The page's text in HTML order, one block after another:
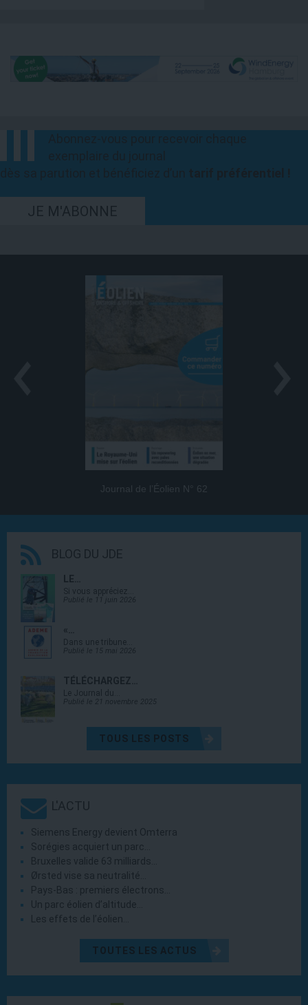
JE M'ABONNE
Journal de l’Éolien N° 62
BLOG DU JDE
LE…
Si vous appréciez…
Publié le 11 juin 2026
«…
Dans une tribune…
Publié le 15 mai 2026
TÉLÉCHARGEZ…
Le Journal du…
Publié le 21 novembre 2025
TOUS LES POSTS
L'ACTU
Siemens Energy devient Omterra
Sorégies acquiert un parc…
Bruxelles valide 63 milliards…
Ørsted vise sa neutralité…
Pays-Bas : premiers électrons…
Un parc éolien d’altitude…
Les effets de l’éolien…
TOUTES LES ACTUS